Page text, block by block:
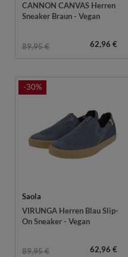
CANNON CANVAS Herren
Sneaker Braun - Vegan
89,95 € 62,96 €
-30%
Saola
VIRUNGA Herren Blau Slip-
On Sneaker - Vegan
89,95 € 62,96 €